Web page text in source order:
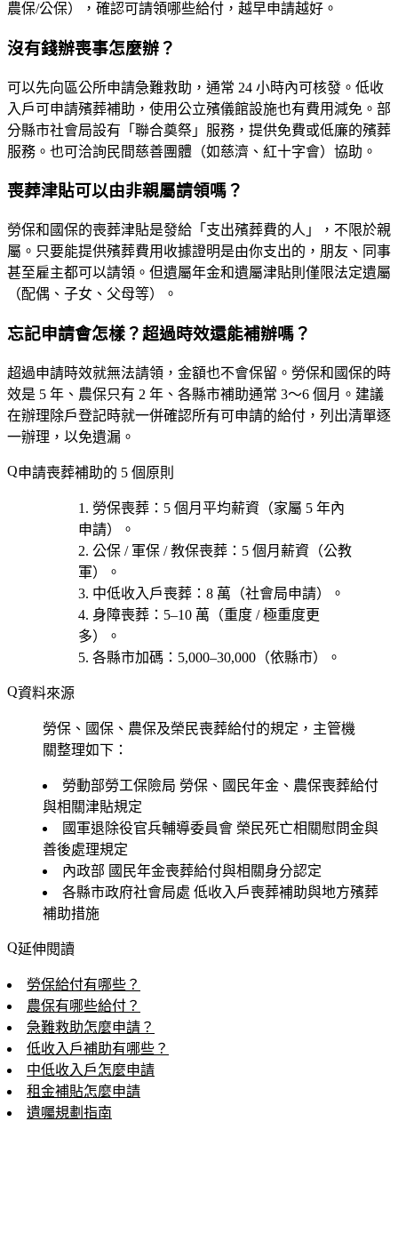
農保/公保），確認可請領哪些給付，越早申請越好。
沒有錢辦喪事怎麼辦？
可以先向區公所申請急難救助 ，通常 24 小時內可核發。低收
入戶可申請殯葬補助，使用公立殯儀館設施也有費用減免。部
分縣市社會局設有「聯合奠祭」服務，提供免費或低廉的殯葬
服務。也可洽詢民間慈善團體（如慈濟、紅十字會）協助。
喪葬津貼可以由非親屬請領嗎？
勞保和國保的喪葬津貼是發給「支出殯葬費的人」，不限於親
屬。只要能提供殯葬費用收據證明是由你支出的，朋友、同事
甚至雇主都可以請領。但遺屬年金和遺屬津貼則僅限法定遺屬
（配偶、子女、父母等）。
忘記申請會怎樣？超過時效還能補辦嗎？
超過申請時效就無法請領 ，金額也不會保留。勞保和國保的時
效是 5 年、農保只有 2 年、各縣市補助通常 3～6 個月。建議
在辦理除戶登記時就一併確認所有可申請的給付，列出清單逐
一辦理，以免遺漏。
申請喪葬補助的 5 個原則
勞保喪葬 ：5 個月平均薪資（家屬 5 年內
申請）。
公保 / 軍保 / 教保喪葬 ：5 個月薪資（公教
軍）。
中低收入戶喪葬 ：8 萬（社會局申請）。
身障喪葬 ：5–10 萬（重度 / 極重度更
多）。
各縣市加碼 ：5,000–30,000（依縣市）。
資料來源
勞保、國保、農保及榮民喪葬給付的規定，主管機
關整理如下：
勞動部勞工保險局 勞保、國民年金、農保喪葬給付
與相關津貼規定
國軍退除役官兵輔導委員會 榮民死亡相關慰問金與
善後處理規定
內政部 國民年金喪葬給付與相關身分認定
各縣市政府社會局處 低收入戶喪葬補助與地方殯葬
補助措施
延伸閱讀
勞保給付有哪些？
農保有哪些給付？
急難救助怎麼申請？
低收入戶補助有哪些？
中低收入戶怎麼申請
租金補貼怎麼申請
遺囑規劃指南